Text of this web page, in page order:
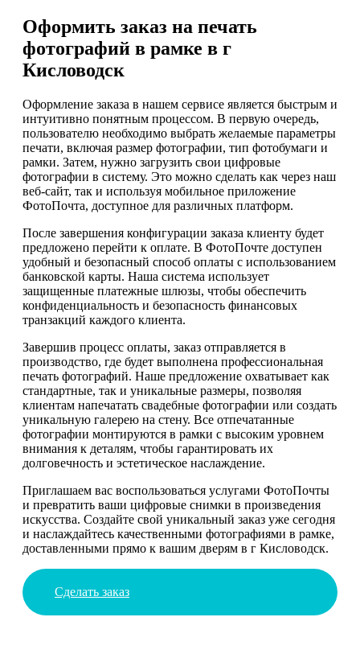
Оформить заказ на печать
фотографий в рамке в г
Кисловодск
Оформление заказа в нашем сервисе является быстрым и
интуитивно понятным процессом. В первую очередь,
пользователю необходимо выбрать желаемые параметры
печати, включая размер фотографии, тип фотобумаги и
рамки. Затем, нужно загрузить свои цифровые
фотографии в систему. Это можно сделать как через наш
веб-сайт, так и используя мобильное приложение
ФотоПочта, доступное для различных платформ.
После завершения конфигурации заказа клиенту будет
предложено перейти к оплате. В ФотоПочте доступен
удобный и безопасный способ оплаты с использованием
банковской карты. Наша система использует
защищенные платежные шлюзы, чтобы обеспечить
конфиденциальность и безопасность финансовых
транзакций каждого клиента.
Завершив процесс оплаты, заказ отправляется в
производство, где будет выполнена профессиональная
печать фотографий. Наше предложение охватывает как
стандартные, так и уникальные размеры, позволяя
клиентам напечатать свадебные фотографии или создать
уникальную галерею на стену. Все отпечатанные
фотографии монтируются в рамки с высоким уровнем
внимания к деталям, чтобы гарантировать их
долговечность и эстетическое наслаждение.
Приглашаем вас воспользоваться услугами ФотоПочты
и превратить ваши цифровые снимки в произведения
искусства. Создайте свой уникальный заказ уже сегодня
и наслаждайтесь качественными фотографиями в рамке,
доставленными прямо к вашим дверям в г Кисловодск.
Сделать заказ